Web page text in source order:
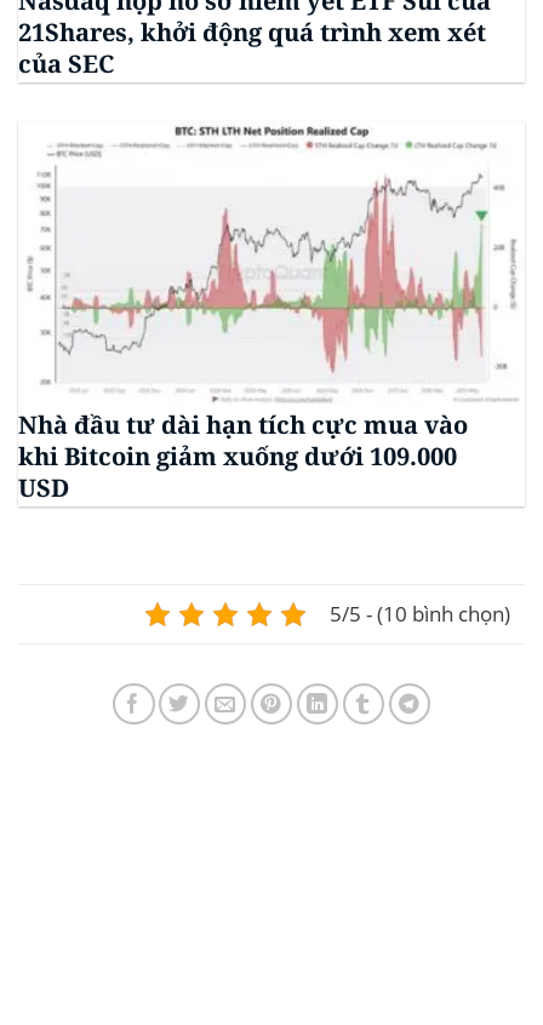
21Shares, khởi động quá trình xem xét
của SEC
Nhà đầu tư dài hạn tích cực mua vào
khi Bitcoin giảm xuống dưới 109.000
USD
5/5 - (10 bình chọn)